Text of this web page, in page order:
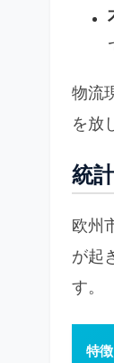
物流
を放
統
欧州
が起
す。
特徴